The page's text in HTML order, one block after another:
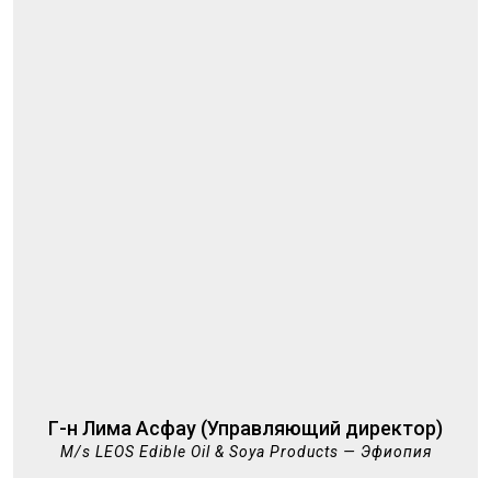
Г-н Лима Асфау (Управляющий директор)
M/s LEOS Edible Oil & Soya Products — Эфиопия